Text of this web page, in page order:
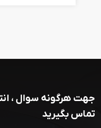
جهت هرگونه سوال ،
تماس بگیرید